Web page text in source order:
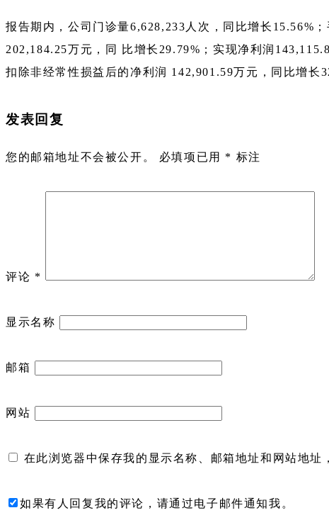
报告期内，公司门诊量6,628,233人次，同比增长15.56%
202,184.25万元，同 比增长29.79%；实现净利润
扣除非经常性损益后的净利润 142,901.59万元，同比增长
发表回复
您的邮箱地址不会被公开。 必填项已用 * 标注
评论 *
显示名称
邮箱
网站
在此浏览器中保存我的显示名称、邮箱地址和网站地址
如果有人回复我的评论，请通过电子邮件通知我。